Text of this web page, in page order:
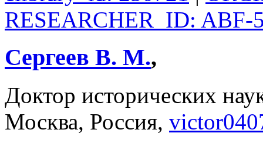
RESEARCHER_ID: ABF-
Сергеев В. М.,
Доктор исторических
Москва, Россия,